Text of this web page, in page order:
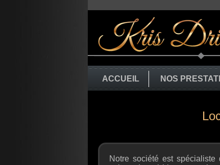
ACCUEIL NOS
Notre société est